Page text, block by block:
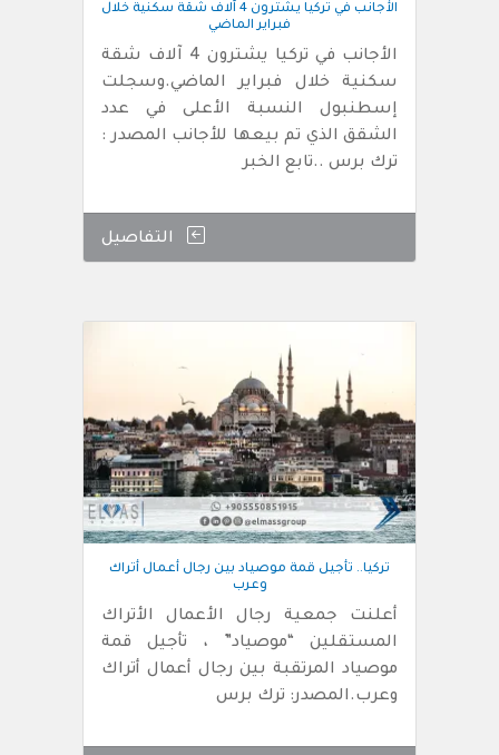
الأجانب في تركيا يشترون 4 آلاف شقة سكنية خلال
فبراير الماضي
الأجانب في تركيا يشترون 4 آلاف شقة
سكنية خلال فبراير الماضي.وسجلت
إسطنبول النسبة الأعلى في عدد
الشقق الذي تم بيعها للأجانب المصدر :
ترك برس ..تابع الخبر
التفاصيل
تركيا.. تأجيل قمة موصياد بين رجال أعمال أتراك
وعرب
أعلنت جمعية رجال الأعمال الأتراك
المستقلين “موصياد” ، تأجيل قمة
موصياد المرتقبة بين رجال أعمال أتراك
وعرب.المصدر: ترك برس